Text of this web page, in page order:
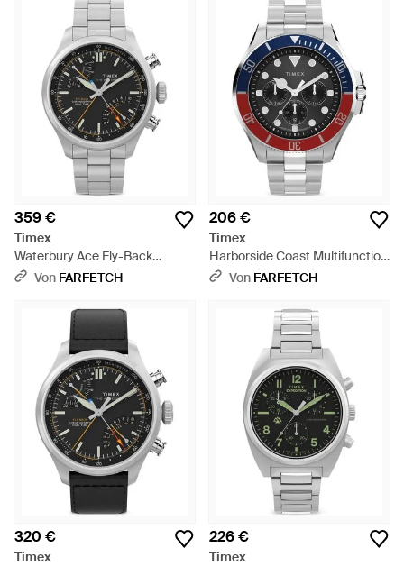
359 €
Timex
Waterbury Ace Fly-Back
Armbanduhr 43Mm - Grau
Von FARFETCH
206 €
Timex
Harborside Coast Multifunction
Armbanduhr 43Mm - Grau
Von FARFETCH
320 €
Timex
226 €
Timex